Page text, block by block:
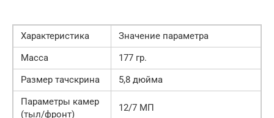
Характеристика
Значение параметра
Масса
177 гр.
Размер тачскрина
5,8 дюйма
Параметры камер
(тыл/фронт)
12/7 МП